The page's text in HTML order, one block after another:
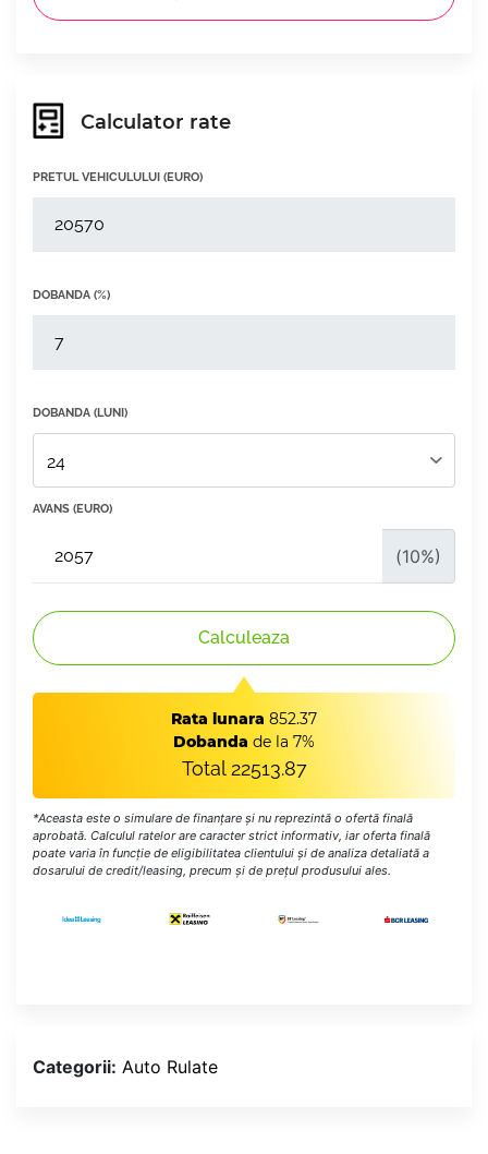
Calculator rate
PRETUL VEHICULULUI (EURO)
DOBANDA (%)
DOBANDA (LUNI)
AVANS (EURO)
(10%)
Calculeaza
Rata lunara 852.37
Dobanda de la 7%
Total22513.87
*Aceasta este o simulare de finanțare și nu reprezintă o ofertă finală
aprobată. Calculul ratelor are caracter strict informativ, iar oferta finală
poate varia în funcție de eligibilitatea clientului și de analiza detaliată a
dosarului de credit/leasing, precum și de prețul produsului ales.
Categorii: Auto Rulate